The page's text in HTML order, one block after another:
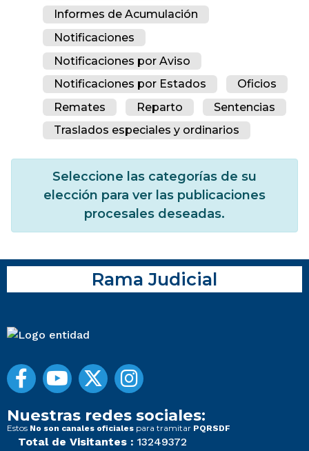
Informes de Acumulación
Notificaciones
Notificaciones por Aviso
Notificaciones por Estados
Oficios
Remates
Reparto
Sentencias
Traslados especiales y ordinarios
Seleccione las categorías de su
elección para ver las publicaciones
procesales deseadas.
Rama Judicial
Nuestras redes sociales:
Estos No son canales oficiales para tramitar PQRSDF
Total de Visitantes : 13249372